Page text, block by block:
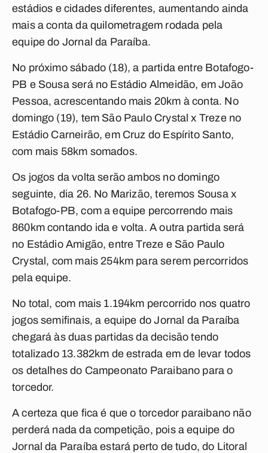
estádios e cidades diferentes, aumentando ainda
mais a conta da quilometragem rodada pela
equipe do Jornal da Paraíba.
No próximo sábado (18), a partida entre Botafogo-
PB e Sousa será no Estádio Almeidão, em João
Pessoa, acrescentando mais 20km à conta. No
domingo (19), tem São Paulo Crystal x Treze no
Estádio Carneirão, em Cruz do Espírito Santo,
com mais 58km somados.
Os jogos da volta serão ambos no domingo
seguinte, dia 26. No Marizão, teremos Sousa x
Botafogo-PB, com a equipe percorrendo mais
860km contando ida e volta. A outra partida será
no Estádio Amigão, entre Treze e São Paulo
Crystal, com mais 254km para serem percorridos
pela equipe.
No total, com mais 1.194km percorrido nos quatro
jogos semifinais, a equipe do Jornal da Paraíba
chegará às duas partidas da decisão tendo
totalizado 13.382km de estrada em de levar todos
os detalhes do Campeonato Paraibano para o
torcedor.
A certeza que fica é que o torcedor paraibano não
perderá nada da competição, pois a equipe do
Jornal da Paraíba estará perto de tudo, do Litoral